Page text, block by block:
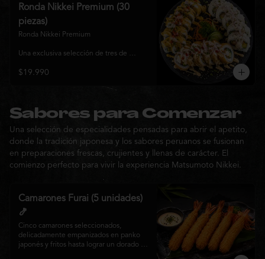
y sabor, ideal para compartir entre 3 y 4
Ronda Nikkei Premium (30
piezas)
Ronda Nikkei Premium
Una exclusiva selección de tres de
elaborados con ingredientes frescos y
pensada para compartir y descubrir la
esencia de Matsumoto Nikkei en cada
bocado.
$19.990
Sabores para Comenzar
Una selección de especialidades pensadas para abrir el apetito,
donde la tradición japonesa y los sabores peruanos se fusionan
en preparaciones frescas, crujientes y llenas de carácter. El
comienzo perfecto para vivir la experiencia Matsumoto Nikkei.
Camarones Furai (5 unidades)
🍤
Cinco camarones seleccionados,
delicadamente empanizados en panko
japonés y fritos hasta lograr un dorado